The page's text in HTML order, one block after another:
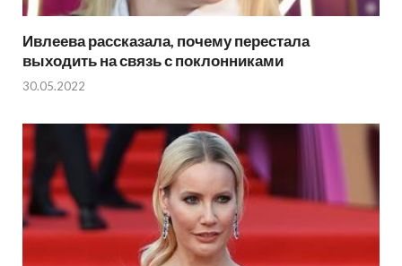
Ивлеева рассказала, почему перестала
выходить на связь с поклонниками
30.05.2022